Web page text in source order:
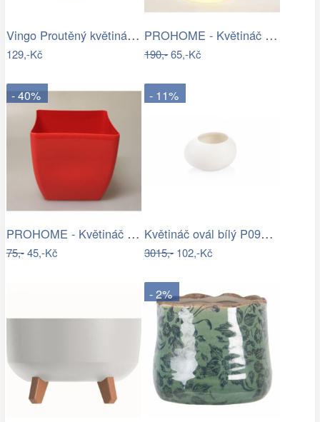
Vingo Proutěný květináč košíček s…
129,-Kč
PROHOME - Květináč kulatý vysoký…
190,-65,-Kč
- 40%
PROHOME - Květináč COUBI 19 hranatý…
75,-45,-Kč
- 11%
Květináč ovál bílý P0990/2
3015,-102,-Kč
- 2%